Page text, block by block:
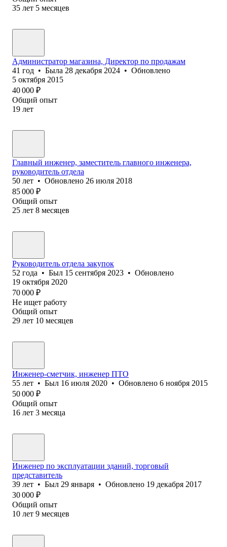
35 лет 5 месяцев
Администратор магазина, Директор по продажам
41 год • Была 28 декабря 2024 • Обновлено
5 октября 2015
40 000 ₽
Общий опыт
19 лет
Главный инженер, заместитель главного инженера,
руководитель отдела
50 лет • Обновлено 26 июля 2018
85 000 ₽
Общий опыт
25 лет 8 месяцев
Руководитель отдела закупок
52 года • Был 15 сентября 2023 • Обновлено
19 октября 2020
70 000 ₽
Не ищет работу
Общий опыт
29 лет 10 месяцев
Инженер-сметчик, инженер ПТО
55 лет • Был 16 июля 2020 • Обновлено 6 ноября 2015
50 000 ₽
Общий опыт
16 лет 3 месяца
Инженер по эксплуатации зданий, торговый
представитель
39 лет • Был 29 января • Обновлено 19 декабря 2017
30 000 ₽
Общий опыт
10 лет 9 месяцев